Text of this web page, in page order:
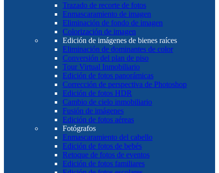
Trazado de recorte de fotos
Enmascaramiento de imagen
Eliminación de fondo de imagen
Colorización de imagen
Edición de imágenes de bienes raíces
Eliminación de dominantes de color
Conversión del plan de piso
Tour Virtual Inmobiliario
Edición de fotos panorámicas
Corrección de perspectiva de Photoshop
Edición de fotos HDR
Cambio de cielo inmobiliario
Fusión de imágenes
Edición de fotos aéreas
Fotógrafos
Enmascaramiento del cabello
Edición de fotos de bebés
Retoque de fotos de eventos
Edición de fotos familiares